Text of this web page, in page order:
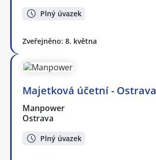
Plný úvazek
Zveřejněno: 8. května
Majetková účetní - Ostrava
Manpower
Ostrava
Plný úvazek